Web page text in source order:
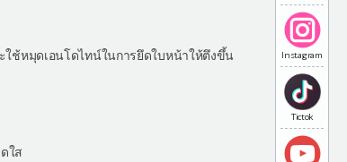
Instagram
Tictok
ช้หมุดเอนโดไทน์ในการยึดใบหน้าให้ตึงขึ้น
ใส